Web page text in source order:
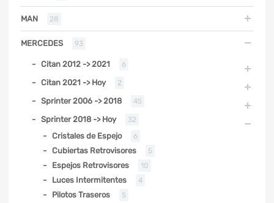
MAN 28
MERCEDES 93
Citan 2012 -> 2021 6
Citan 2021 -> Hoy 2
Sprinter 2006 -> 2018 45
Sprinter 2018 -> Hoy 32
Cristales de Espejo 6
Cubiertas Retrovisores 5
Espejos Retrovisores 10
Luces Intermitentes 4
Pilotos Traseros 5